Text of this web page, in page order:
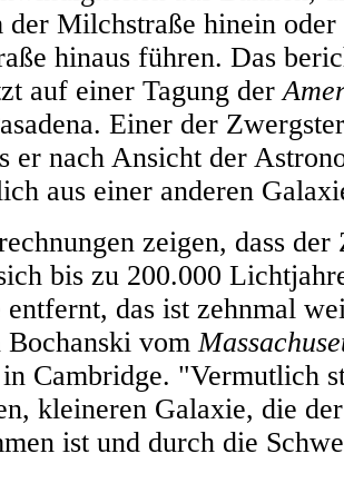
der Milchstraße hinein oder
hinaus führen. Das
auf einer Tagung der
Einer der
er nach Ansicht der
aus einer anderen
zeigen, dass
bis zu 200.000
das ist zehnmal
Bochanski vom
in Cambridge. "Vermutlich
kleineren Galaxie, die
ist und durch die